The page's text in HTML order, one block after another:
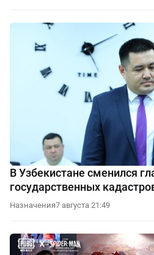
В Узбекистане сменился
государственных
Назначения7 августа 21:49